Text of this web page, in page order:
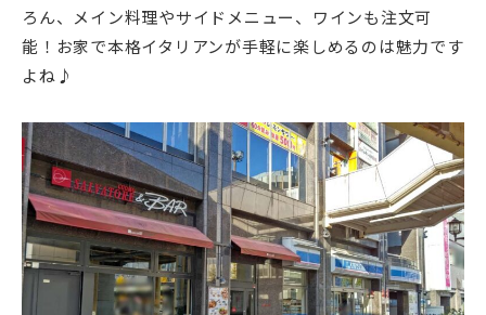
ろん、メイン料理やサイドメニュー、ワインも注文可
能！お家で本格イタリアンが手軽に楽しめるのは魅力です
よね♪